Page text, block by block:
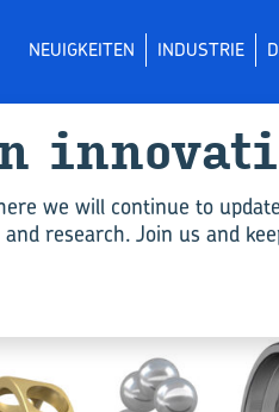
NEUIGKEITEN INDUSTRIE
for
we will continue to
research. Join us and